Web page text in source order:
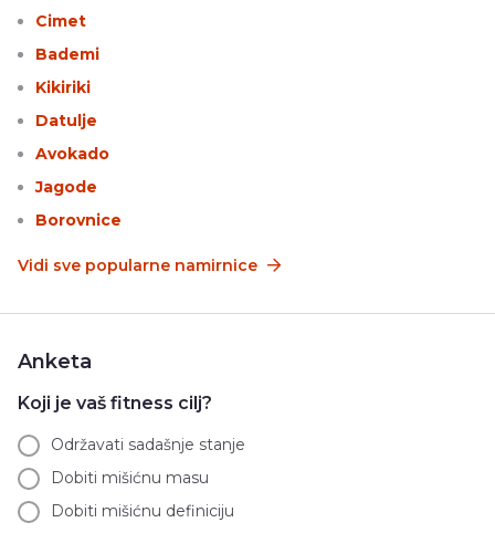
Cimet
Bademi
Kikiriki
Datulje
Avokado
Jagode
Borovnice
Vidi sve popularne namirnice
Anketa
Koji je vaš fitness cilj?
Održavati sadašnje stanje
Dobiti mišićnu masu
Dobiti mišićnu definiciju